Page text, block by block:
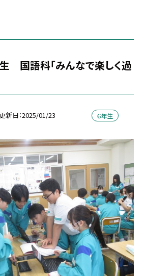
国語科「みんなで楽しく過
新日 2025/01/23 ６年生